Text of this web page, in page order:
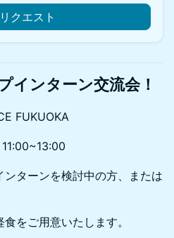
クエスト
インターン交流会！
FUKUOKA
ンターンを検討中の方、または
をご用意いたします。